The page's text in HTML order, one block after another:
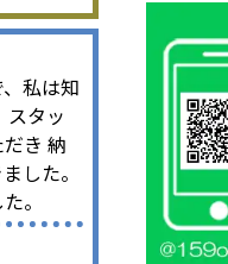
私は知
スタッ
き 納
した。
。